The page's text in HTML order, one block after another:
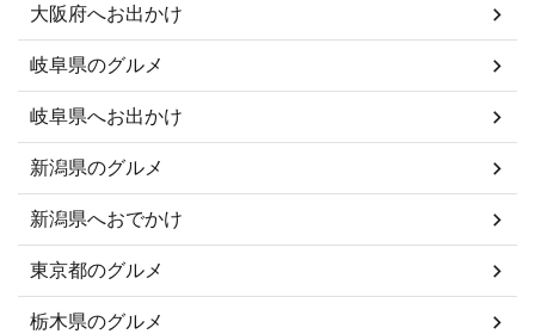
大阪府へお出かけ
岐阜県のグルメ
岐阜県へお出かけ
新潟県のグルメ
新潟県へおでかけ
東京都のグルメ
栃木県のグルメ